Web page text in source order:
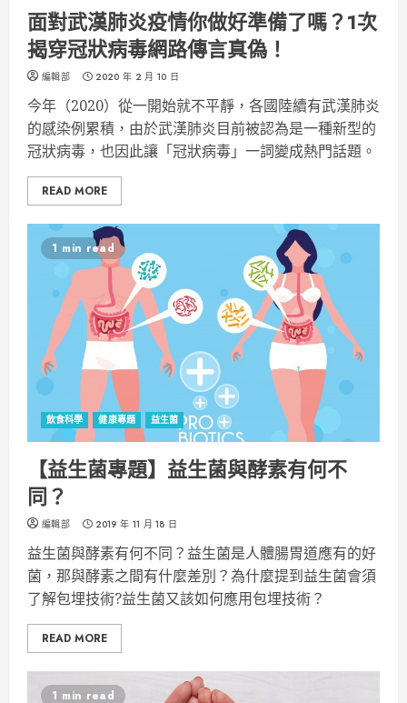
面對武漢肺炎疫情你做好準備了嗎？1次
揭穿冠狀病毒網路傳言真偽！
編輯部 2020 年 2 月 10 日
今年（2020）從一開始就不平靜，各國陸續有武漢肺炎
的感染例累積，由於武漢肺炎目前被認為是一種新型的
冠狀病毒，也因此讓「冠狀病毒」一詞變成熱門話題。
READ MORE
1 min read
飲食科學 健康專題 益生菌
【益生菌專題】益生菌與酵素有何不
同？
編輯部 2019 年 11 月 18 日
益生菌與酵素有何不同？益生菌是人體腸胃道應有的好
菌，那與酵素之間有什麼差別？為什麼提到益生菌會須
了解包埋技術?益生菌又該如何應用包埋技術？
READ MORE
1 min read